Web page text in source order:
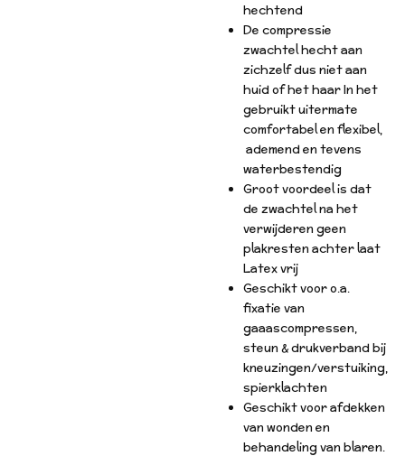
hechtend
De compressie
zwachtel hecht aan
zichzelf dus niet aan
huid of het haar In het
gebruikt uitermate
comfortabel en flexibel,
ademend en tevens
waterbestendig
Groot voordeel is dat
de zwachtel na het
verwijderen geen
plakresten achter laat
Latex vrij
Geschikt voor o.a.
fixatie van
gaaascompressen,
steun & drukverband bij
kneuzingen/verstuiking,
spierklachten
Geschikt voor afdekken
van wonden en
behandeling van blaren.